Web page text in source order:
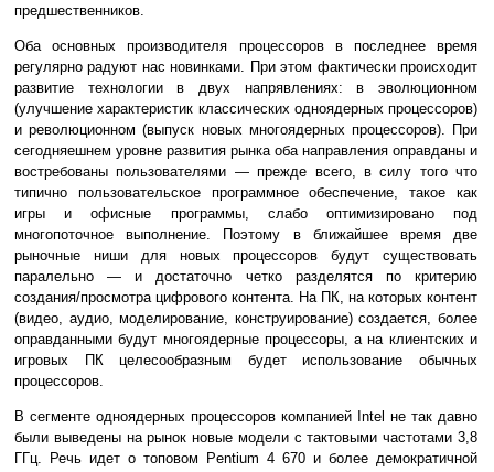
предшественников.
Оба основных производителя процессоров в последнее время
регулярно радуют нас новинками. При этом фактически происходит
развитие технологии в двух напрявлениях: в эволюционном
(улучшение характеристик классических одноядерных процессоров)
и революционном (выпуск новых многоядерных процессоров). При
сегодняешнем уровне развития рынка оба направления оправданы и
востребованы пользователями — прежде всего, в силу того что
типично пользовательское программное обеспечение, такое как
игры и офисные программы, слабо оптимизировано под
многопоточное выполнение. Поэтому в ближайшее время две
рыночные ниши для новых процессоров будут существовать
паралельно — и достаточно четко разделятся по критерию
создания/просмотра цифрового контента. На ПК, на которых контент
(видео, аудио, моделирование, конструирование) создается, более
оправданными будут многоядерные процессоры, а на клиентских и
игровых ПК целесообразным будет использование обычных
процессоров.
В сегменте одноядерных процессоров компанией Intel не так давно
были выведены на рынок новые модели с тактовыми частотами 3,8
ГГц. Речь идет о топовом Pentium 4 670 и более демократичной